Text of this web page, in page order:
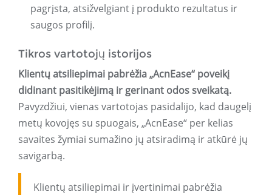
pagrįsta, atsižvelgiant į produkto rezultatus ir
saugos profilį.
Tikros vartotojų istorijos
Klientų atsiliepimai pabrėžia „AcnEase“ poveikį
didinant pasitikėjimą ir gerinant odos sveikatą.
Pavyzdžiui, vienas vartotojas pasidalijo, kad daugelį
metų kovojęs su spuogais, „AcnEase“ per kelias
savaites žymiai sumažino jų atsiradimą ir atkūrė jų
savigarbą.
Klientų atsiliepimai ir įvertinimai pabrėžia